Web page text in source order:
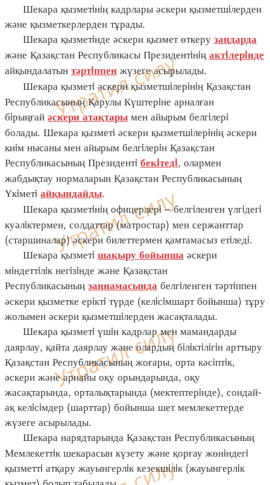
Шекара қызметiнiң кадрлары әскери қызметшiлерден
және қызметкерлерден тұрады.
Шекара қызметiнде әскери қызмет өткеру заңдарда
және Қазақстан Республикасы Президентiнiң актiлерiнде
айқындалатын тәртiппен жүзеге асырылады.
Шекара қызметi әскери қызметшiлерiнiң Қазақстан
Республикасының Қарулы Күштерiне арналған
бiрыңғай әскери атақтары мен айырым белгiлерi
болады. Шекара қызметi әскери қызметшiлерiнiң әскери
киiм нысаны мен айырым белгiлерiн Қазақстан
Республикасының Президентi бекiтедi, олармен
жабдықтау нормаларын Қазақстан Республикасының
Үкiметi айқындайды.
Шекара қызметiнiң офицерлерi – белгiленген үлгiдегi
куәлiктермен, солдаттар (матростар) мен сержанттар
(старшиналар) әскери билеттермен қамтамасыз етiледi.
Шекара қызметi шақыру бойынша әскери
мiндеттiлiк негiзiнде және Қазақстан
Республикасының заңнамасында белгiленген тәртiппен
әскери қызметке ерiктi түрде (келiсiмшарт бойынша) тұру
жолымен әскери қызметшiлерден жасақталады.
Шекара қызметi үшiн кадрлар мен мамандарды
даярлау, қайта даярлау және олардың бiлiктiлiгiн арттыру
Қазақстан Республикасының жоғары, орта кәсiптiк,
әскери және арнайы оқу орындарында, оқу
жасақтарында, орталықтарында (мектептерiнде), сондай-
ақ келiсiмдер (шарттар) бойынша шет мемлекеттерде
жүзеге асырылады.
Шекара нарядтарында Қазақстан Республикасының
Мемлекеттiк шекарасын күзету және қорғау жөнiндегi
қызметтi атқару жауынгерлiк кезекшiлiк (жауынгерлiк